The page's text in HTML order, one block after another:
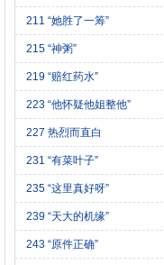
211 “她胜了一筹”
215 “神粥”
219 “赔红药水”
223 “他怀疑他姐整他”
227 热烈而直白
231 “有菜叶子”
235 “这里真好呀”
239 “天大的机缘”
243 “原件正确”